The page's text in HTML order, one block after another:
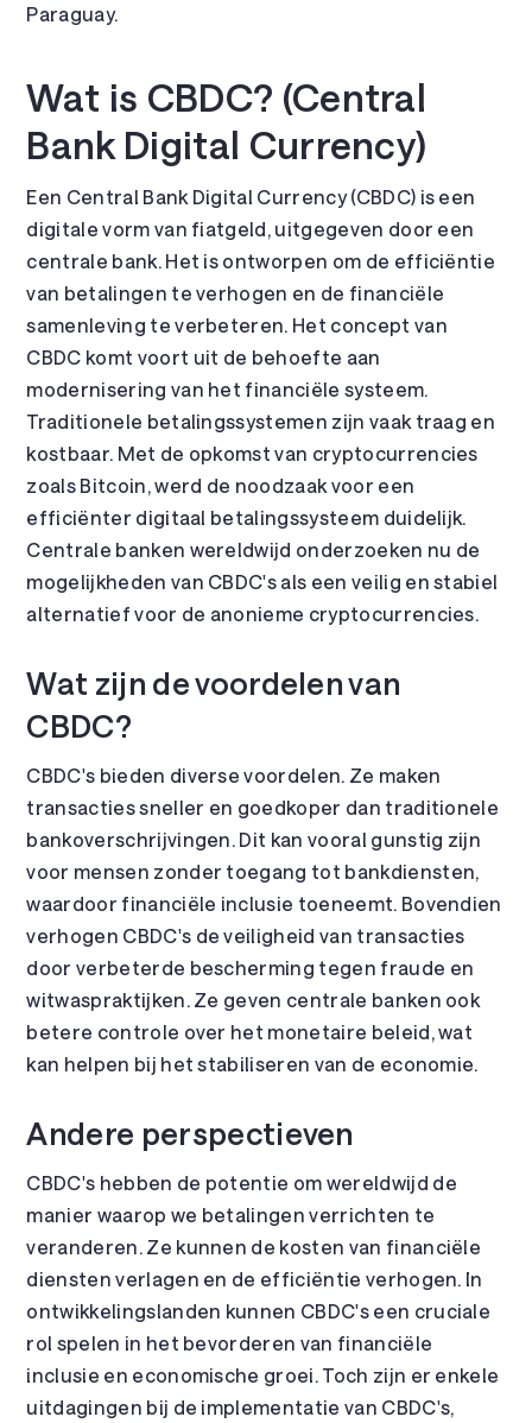
Paraguay.
Wat is CBDC? (Central
Bank Digital Currency)
Een Central Bank Digital Currency (CBDC) is een
digitale vorm van fiatgeld, uitgegeven door een
centrale bank. Het is ontworpen om de efficiëntie
van betalingen te verhogen en de financiële
samenleving te verbeteren. Het concept van
CBDC komt voort uit de behoefte aan
modernisering van het financiële systeem.
Traditionele betalingssystemen zijn vaak traag en
kostbaar. Met de opkomst van cryptocurrencies
zoals Bitcoin, werd de noodzaak voor een
efficiënter digitaal betalingssysteem duidelijk.
Centrale banken wereldwijd onderzoeken nu de
mogelijkheden van CBDC's als een veilig en stabiel
alternatief voor de anonieme cryptocurrencies.
Wat zijn de voordelen van
CBDC?
CBDC's bieden diverse voordelen. Ze maken
transacties sneller en goedkoper dan traditionele
bankoverschrijvingen. Dit kan vooral gunstig zijn
voor mensen zonder toegang tot bankdiensten,
waardoor financiële inclusie toeneemt. Bovendien
verhogen CBDC's de veiligheid van transacties
door verbeterde bescherming tegen fraude en
witwaspraktijken. Ze geven centrale banken ook
betere controle over het monetaire beleid, wat
kan helpen bij het stabiliseren van de economie.
Andere perspectieven
CBDC's hebben de potentie om wereldwijd de
manier waarop we betalingen verrichten te
veranderen. Ze kunnen de kosten van financiële
diensten verlagen en de efficiëntie verhogen. In
ontwikkelingslanden kunnen CBDC's een cruciale
rol spelen in het bevorderen van financiële
inclusie en economische groei. Toch zijn er enkele
uitdagingen bij de implementatie van CBDC's,